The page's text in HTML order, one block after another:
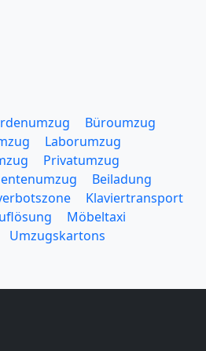
Büroumzug
Laborumzug
Privatumzug
Beiladung
Klaviertransport
Möbeltaxi
Umzugskartons